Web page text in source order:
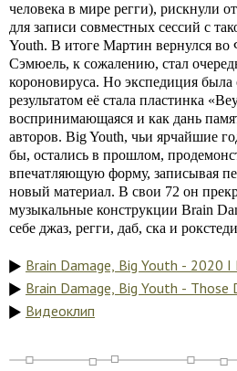
человека в мире регги), рискнули
для записи совместных сессий с
Youth. В итоге Мартин вернулся
Сэмюель, к сожалению, стал
короновируса. Но экспедиция была
результатом её стала пластинка
воспринимающаяся и как дань
авторов. Big Youth, чьи ярчайшие
бы, остались в прошлом,
впечатляющую форму, записывая
новый материал. В свои 72 он
музыкальные конструкции Brain
себе джаз, регги, даб, ска и
Brain Damage, Big Youth - 2020 I
Brain Damage, Big Youth - Those
Видеоклип